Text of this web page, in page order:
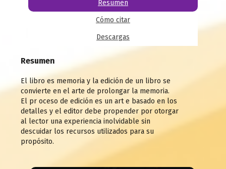
Resumen
Cómo citar
Descargas
Resumen
El libro es memoria y la edición de un libro se
convierte en el arte de prolongar la memoria.
El pr oceso de edición es un art e basado en los
detalles y el editor debe propender por otorgar
al lector una experiencia inolvidable sin
descuidar los recursos utilizados para su
propósito.